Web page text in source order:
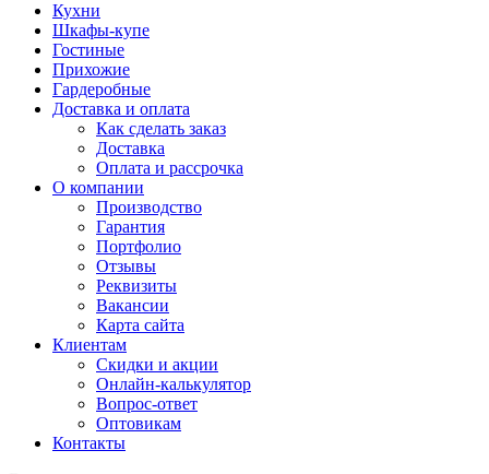
Кухни
Шкафы-купе
Гостиные
Прихожие
Гардеробные
Доставка и оплата
Как сделать заказ
Доставка
Оплата и рассрочка
О компании
Производство
Гарантия
Портфолио
Отзывы
Реквизиты
Вакансии
Карта сайта
Клиентам
Скидки и акции
Онлайн-калькулятор
Вопрос-ответ
Оптовикам
Контакты